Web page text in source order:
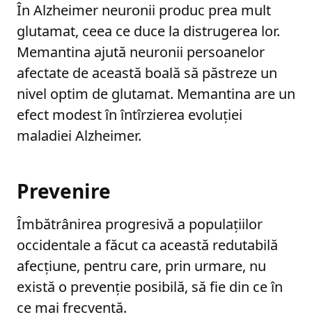
În Alzheimer neuronii produc prea mult
glutamat, ceea ce duce la distrugerea lor.
Memantina ajută neuronii persoanelor
afectate de această boală să păstreze un
nivel optim de glutamat. Memantina are un
efect modest în întîrzierea evoluției
maladiei Alzheimer.
Prevenire
Îmbătrânirea progresivă a populaţiilor
occidentale a făcut ca această redutabilă
afecţiune, pentru care, prin urmare, nu
există o prevenţie posibilă, să fie din ce în
ce mai frecventă.